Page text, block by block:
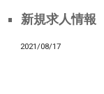
新規求人情報
2021/08/17